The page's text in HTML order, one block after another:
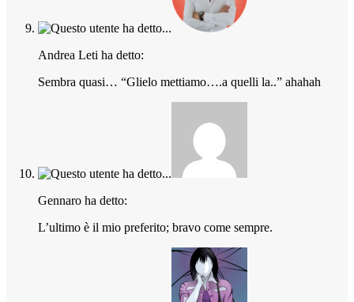
Andrea Leti ha detto:
Sembra quasi… “Glielo mettiamo….a quelli la..” ahahah
Gennaro ha detto:
L’ultimo è il mio preferito; bravo come sempre.